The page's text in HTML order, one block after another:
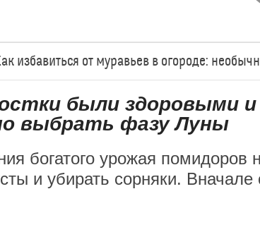
избавиться от муравьев в огороде:
были здоровыми и
выбрать фазу Луны
богатого урожая помидоров
и убирать сорняки.